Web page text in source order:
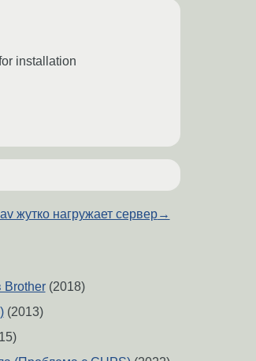
installation
жутко нагружает сервер→
Brother(2018)
(2013)